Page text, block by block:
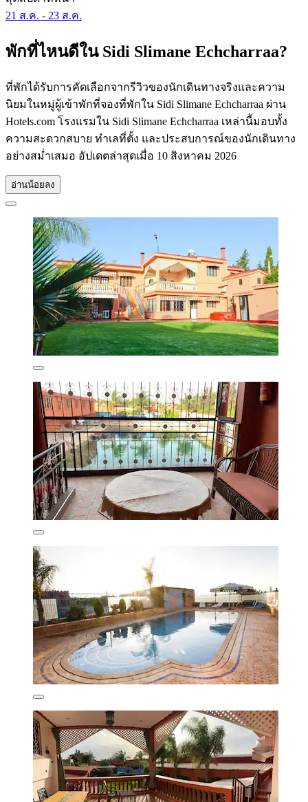
21 ส.ค. - 23 ส.ค.
พักที่ไหนดีใน Sidi Slimane Echcharraa?
ที่พักได้รับการคัดเลือกจากรีวิวของนักเดินทางจริงและความ
นิยมในหมู่ผู้เข้าพักที่จองที่พักใน Sidi Slimane Echcharraa ผ่าน
Hotels.com โรงแรมใน Sidi Slimane Echcharraa เหล่านี้มอบทั้ง
ความสะดวกสบาย ทำเลที่ตั้ง และประสบการณ์ของนักเดินทาง
อย่างสม่ำเสมอ อัปเดตล่าสุดเมื่อ 10 สิงหาคม 2026
อ่านน้อยลง